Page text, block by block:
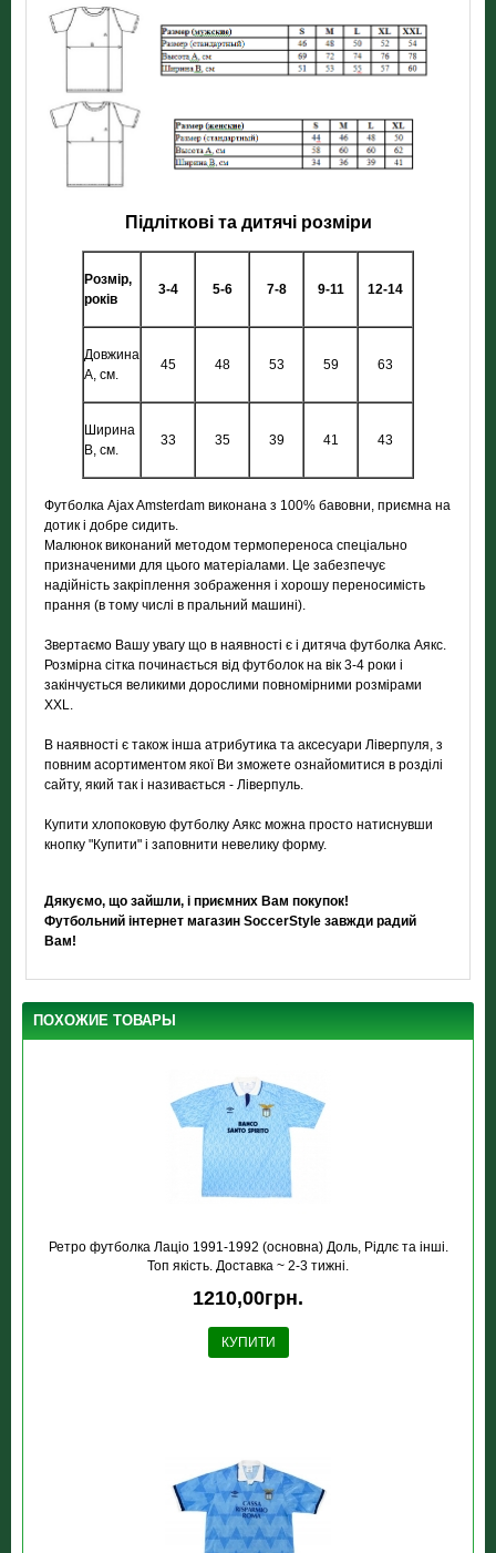
Підліткові та дитячі розміри
Розмір,
років
3-4 5-6 7-8 9-11 12-14
Довжина
А, см.
45 48 53 59 63
Ширина
В, см.
33 35 39 41 43
Футболка Ajax Amsterdam виконана з 100% бавовни, приємна на
дотик і добре сидить.
Малюнок виконаний методом термопереноса спеціально
призначеними для цього матеріалами. Це забезпечує
надійність закріплення зображення і хорошу переносимість
прання (в тому числі в пральний машині).
Звертаємо Вашу увагу що в наявності є і дитяча футболка Аякс.
Розмірна сітка починається від футболок на вік 3-4 роки і
закінчується великими дорослими повномірними розмірами
XXL.
В наявності є також інша атрибутика та аксесуари Ліверпуля, з
повним асортиментом якої Ви зможете ознайомитися в розділі
сайту, який так і називається - Ліверпуль.
Купити хлопоковую футболку Аякс можна просто натиснувши
кнопку "Купити" і заповнити невелику форму.
Дякуємо, що зайшли, і приємних Вам покупок!
Футбольний інтернет магазин SoccerStyle завжди радий
Вам!
ПОХОЖИЕ ТОВАРЫ
Ретро футболка Лацiо 1991-1992 (основна) Доль, Рідлє та інші.
Топ якість. Доставка ~ 2-3 тижні.
1210,00грн.
КУПИТИ